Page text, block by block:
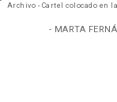
Archivo - Cartel colocado en
- MARTA